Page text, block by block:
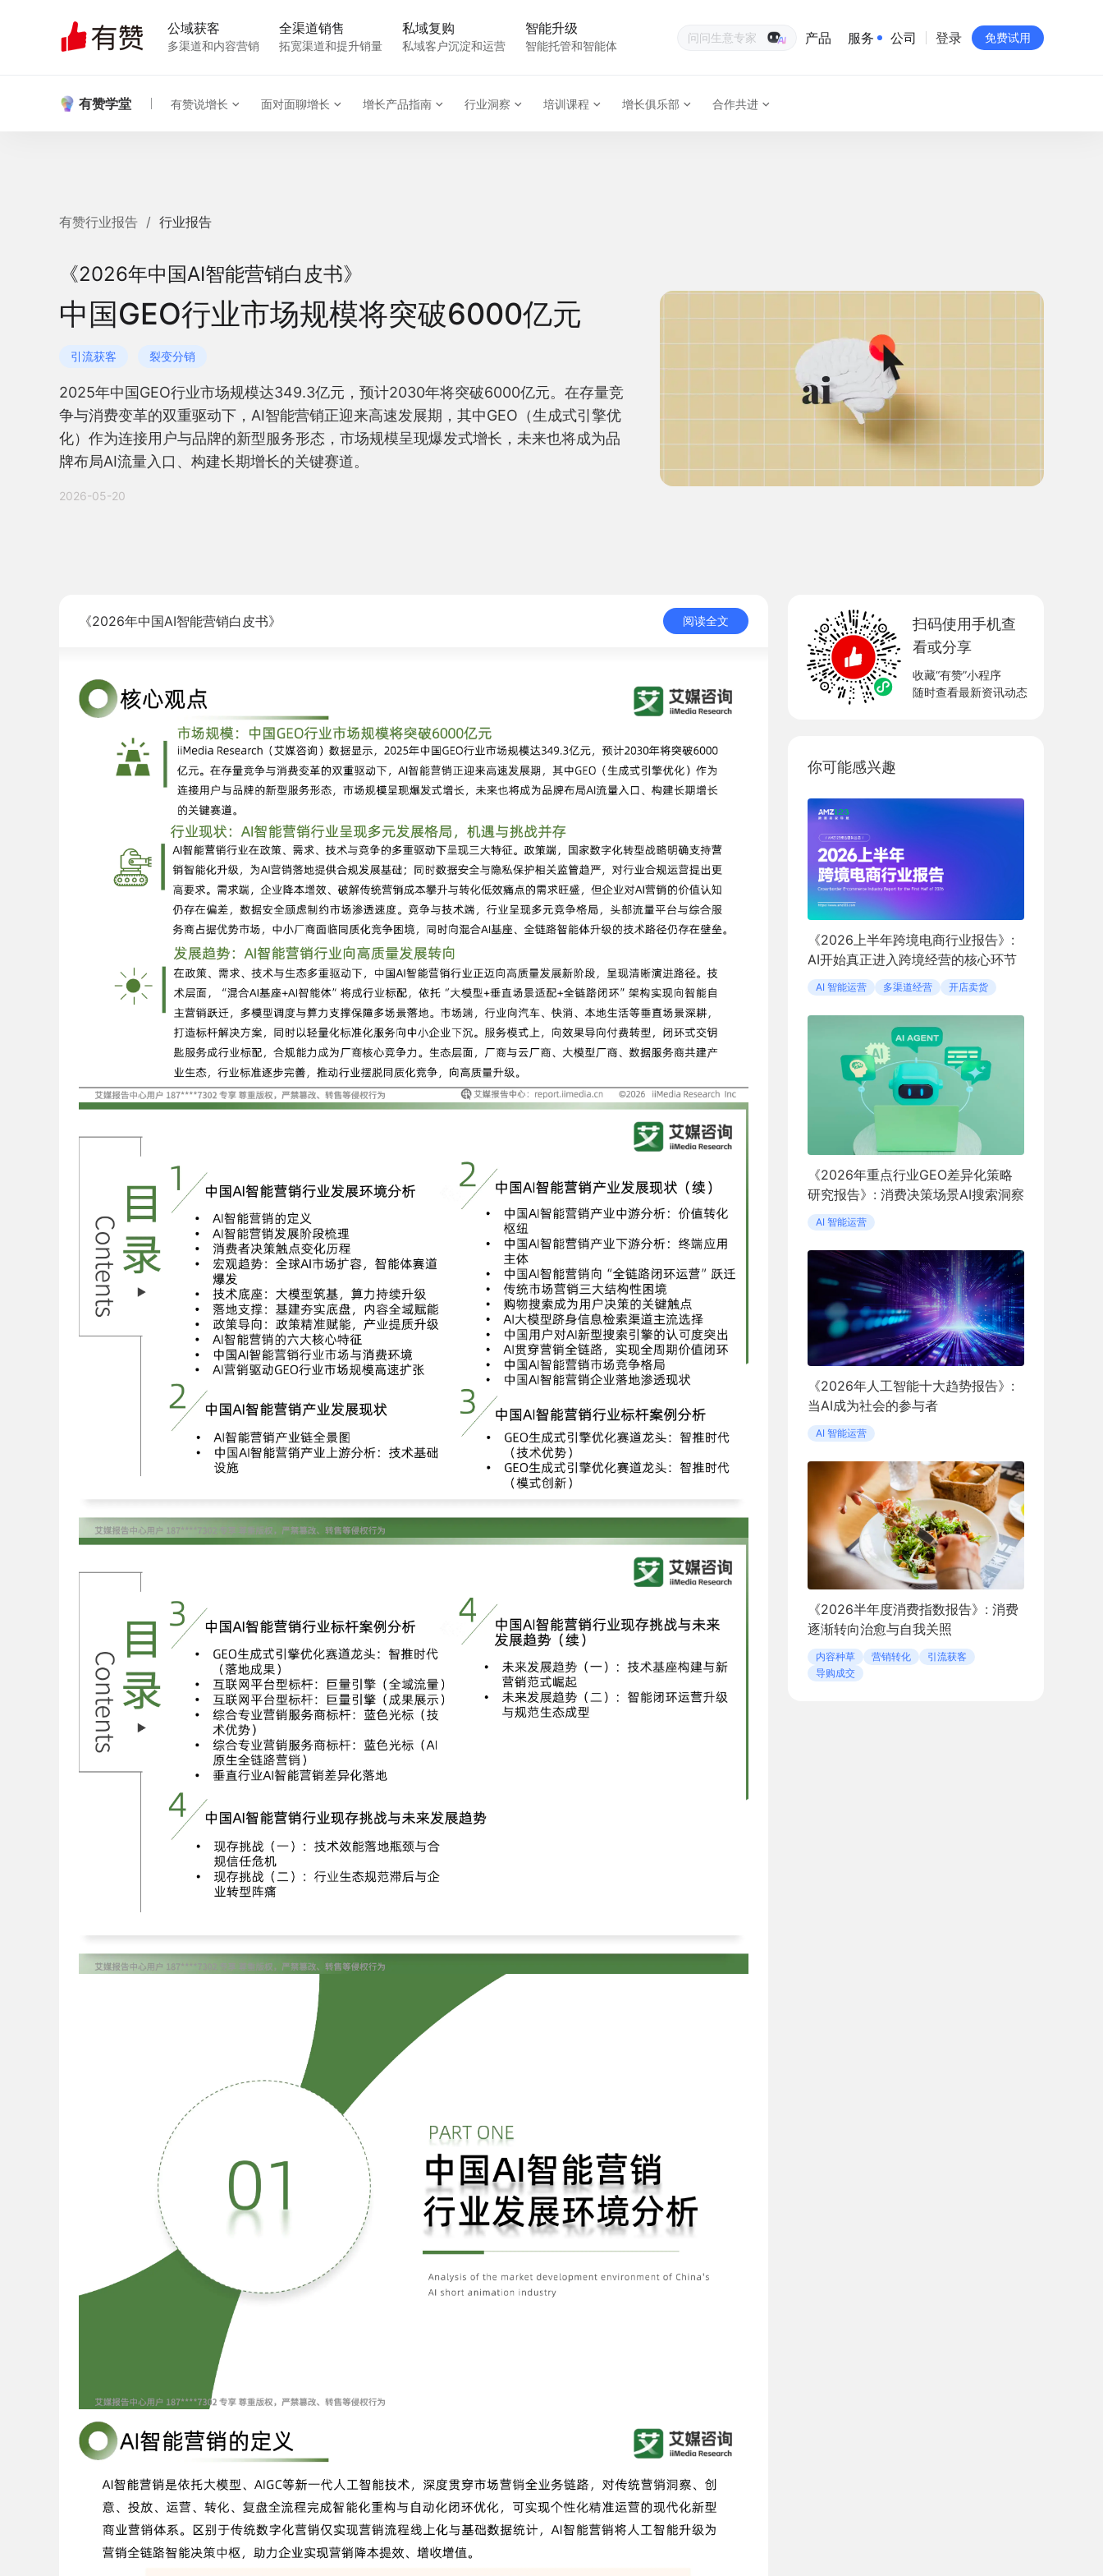
公域获客
多渠道和内容营销
全渠道销售
拓宽渠道和提升销量
私域复购
私域客户沉淀和运营
智能升级
智能托管和智能体
生意专家
产品 服务 公司
站点地图
登录 免费试用
有赞学堂 有赞说增长 面对面聊增长 增长产品指南 行业洞察 培训课程 增长俱乐部 合作共进
有赞行业报告 / 行业报告
《2026年中国AI智能营销白皮书》
中国GEO行业市场规模将突破6000亿元
引流获客 裂变分销
2025年中国GEO行业市场规模达349.3亿元，预计2030年将突破6000亿元。在存量竞
争与消费变革的双重驱动下，AI智能营销正迎来高速发展期，其中GEO（生成式引擎优
化）作为连接用户与品牌的新型服务形态，市场规模呈现爆发式增长，未来也将成为品
牌布局AI流量入口、构建长期增长的关键赛道。
2026-05-20
《2026年中国AI智能营销白皮书》 阅读全文
扫码使用手机查
看或分享
收藏“有赞”小程序
随时查看最新资讯动态
你可能感兴趣
《2026上半年跨境电商行业报告》:
AI开始真正进入跨境经营的核心环节
AI 智能运营 多渠道经营 开店卖货
《2026年重点行业GEO差异化策略
研究报告》: 消费决策场景AI搜索洞察
AI 智能运营
《2026年人工智能十大趋势报告》:
当AI成为社会的参与者
AI 智能运营
《2026半年度消费指数报告》: 消费
逐渐转向治愈与自我关照
内容种草 营销转化
引流获客
导购成交